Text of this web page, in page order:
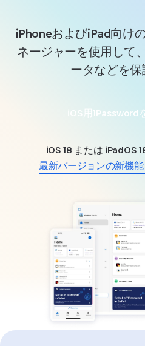
iPhoneおよびiPad向け
ネージャーを使用して
ータなどを保
iOS用
iOS 18 または iPadOS
最新バージョンの新機能